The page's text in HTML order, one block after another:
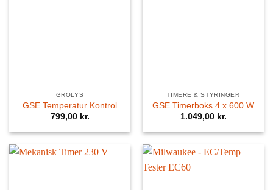
GROLYS
GSE Temperatur Kontrol
799,00 kr.
TIMERE & STYRINGER
GSE Timerboks 4 x 600 W
1.049,00 kr.